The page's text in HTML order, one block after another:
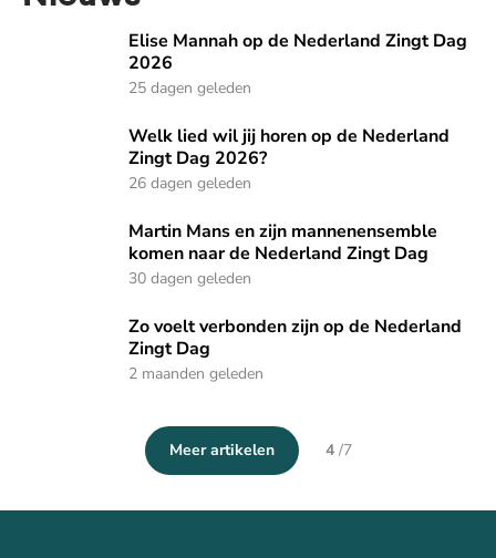
Elise Mannah op de Nederland Zingt Dag 2026
Elise Mannah op de Nederland Zingt Dag
2026
25 dagen geleden
Welk lied wil jij horen op de Nederland Zingt Dag 2026?
Welk lied wil jij horen op de Nederland
Zingt Dag 2026?
26 dagen geleden
Martin Mans en zijn mannenensemble komen naar de
Martin Mans en zijn mannenensemble
komen naar de Nederland Zingt Dag
30 dagen geleden
Zo voelt verbonden zijn op de Nederland Zingt Dag
Zo voelt verbonden zijn op de Nederland
Zingt Dag
2 maanden geleden
Meer artikelen 4/7